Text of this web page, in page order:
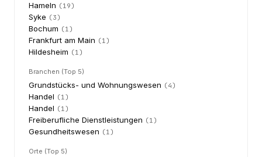
Hameln (19)
Syke (3)
Bochum (1)
Frankfurt am Main (1)
Hildesheim (1)
Branchen (Top 5)
Grundstücks- und Wohnungswesen (4)
Handel (1)
Handel (1)
Freiberufliche Dienstleistungen (1)
Gesundheitswesen (1)
Orte (Top 5)